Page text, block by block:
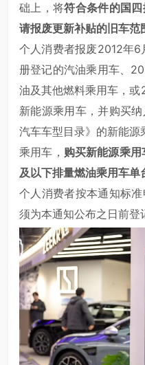
础上，将符合条件的国
请报废更新补贴的旧车范
个人消费者报废2012年
册登记的汽油乘用车、
油及其他燃料乘用车，
新能源乘用车，并购买
汽车车型目录》的新能
乘用车， 购买新能源乘
及以下排量燃油乘用车单
个人消费者按本通知标
须为本通知公布之日前登